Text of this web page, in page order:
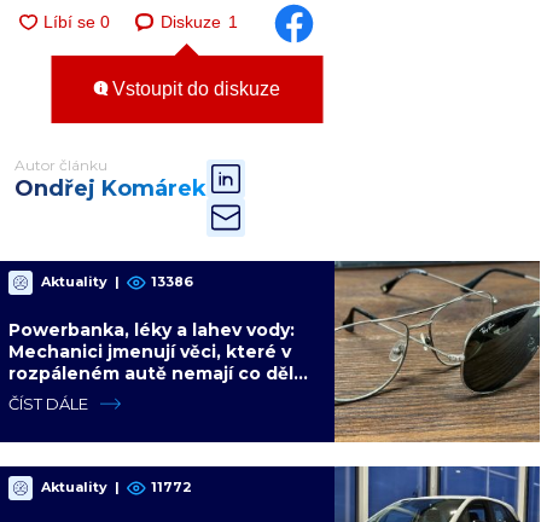
Diskuze 1
Vstoupit do diskuze
Autor článku
Ondřej Komárek
Aktuality | 13386
Powerbanka, léky a lahev vody:
Mechanici jmenují věci, které v
rozpáleném autě nemají co dělat.
Hrozí i požár
ČÍST DÁLE
Aktuality | 11772